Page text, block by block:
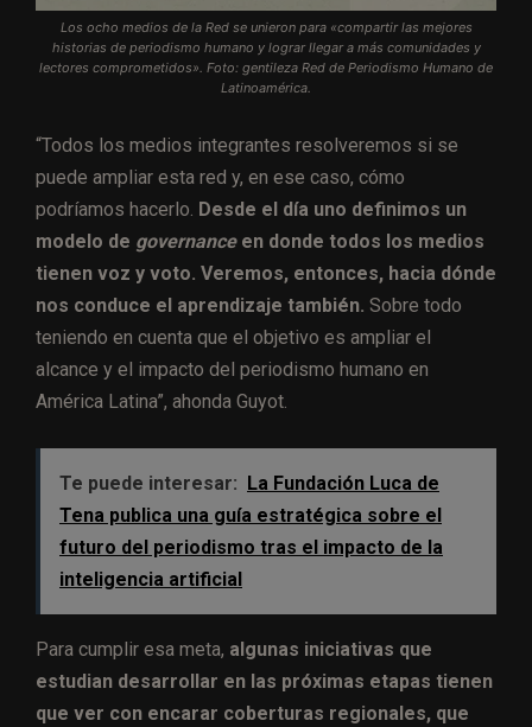
Los ocho medios de la Red se unieron para «compartir las mejores
historias de periodismo humano y lograr llegar a más comunidades y
lectores comprometidos». Foto: gentileza Red de Periodismo Humano de
Latinoamérica.
“Todos los medios integrantes resolveremos si se
puede ampliar esta red y, en ese caso, cómo
podríamos hacerlo. Desde el día uno definimos un
modelo de governanceen donde todos los medios
tienen voz y voto. Veremos, entonces, hacia dónde
nos conduce el aprendizaje también. Sobre todo
teniendo en cuenta que el objetivo es ampliar el
alcance y el impacto del periodismo humano en
América Latina”, ahonda Guyot.
Te puede interesar: La Fundación Luca de
Tena publica una guía estratégica sobre el
futuro del periodismo tras el impacto de la
inteligencia artificial
Para cumplir esa meta, algunas iniciativas que
estudian desarrollar en las próximas etapas tienen
que ver con encarar coberturas regionales, que